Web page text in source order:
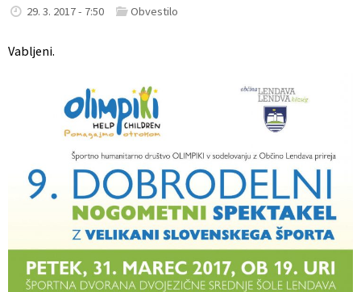
29. 3. 2017 - 7:50 Obvestilo
Vabljeni.